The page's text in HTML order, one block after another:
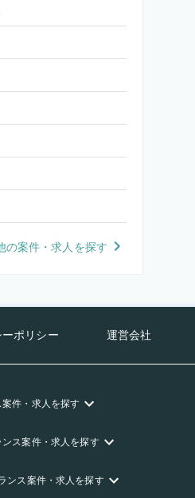
の案件・求人を探す
ポリシー 運営会社
案件・求人を探す
ンス案件・求人を探す
ンス案件・求人を探す